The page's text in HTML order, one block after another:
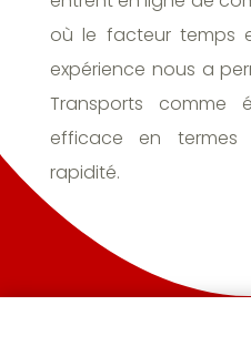
où le facteur temps
expérience nous a
Transports comme
efficace en termes
rapidité.